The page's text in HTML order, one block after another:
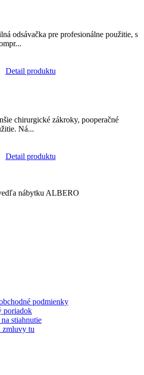
odsávačka pre profesionálne použitie, s
Detail produktu
chirurgické zákroky, pooperačné
Ná...
Detail produktu
nábytku ALBERO
podmienky
poriadok
stiahnutie
zmluvy tu